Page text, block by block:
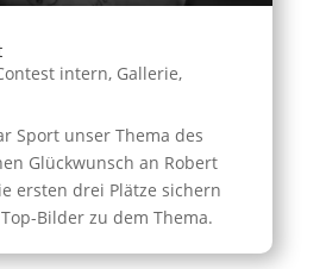
intern, Gallerie,
Sport unser Thema des
Glückwunsch an Robert
ersten drei Plätze sichern
Bilder zu dem Thema.